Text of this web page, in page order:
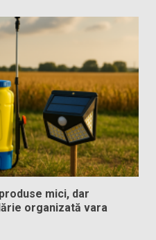
mici, dar
organizată vara